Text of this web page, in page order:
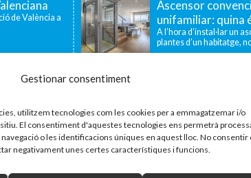
Gestionar consentiment
utilitzem tecnologies com les cookies per a emmagatzemar i/o
El consentiment d'aquestes tecnologies ens permetrà
o les identificacions úniques en aquest lloc. No consentir
negativament unes certes característiques i funcions.
de València a
Ascensor
unifamiliar: quina
A l’hora d’instal·lar un
plantes d’un habitatge,
o
estiguin...
Enier celebra 75
la innovació i la
Recupera l’entrevista
d’Enier. Aquest passat 17
MÉS NOTÍCIES